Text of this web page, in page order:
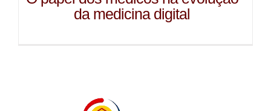
da medicina digital